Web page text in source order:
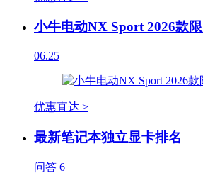
小牛电动NX Sport 2026款
06.25
优惠直达 >
最新笔记本独立显卡排名
问答 6